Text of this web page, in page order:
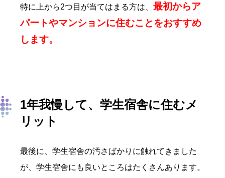
特に上から2つ目が当てはまる方は、 最初からア
パートやマンションに住むことをおすすめ
します。
1年我慢して、学生宿舎に住むメ
リット
最後に、学生宿舎の汚さばかりに触れてきました
が、学生宿舎にも良いところはたくさんあります。